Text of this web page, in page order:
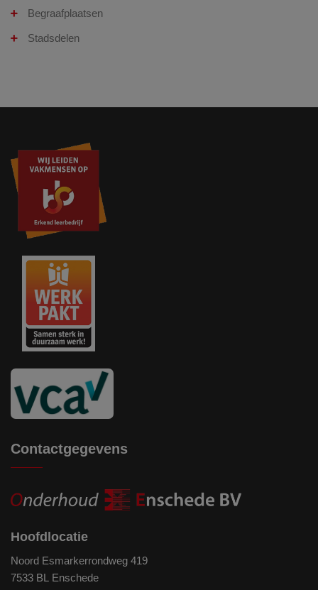
Begraafplaatsen
Stadsdelen
Contactgegevens
Hoofdlocatie
Noord Esmarkerrondweg 419
7533 BL Enschede